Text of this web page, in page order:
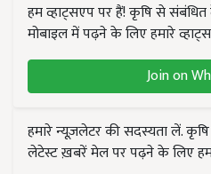
हम व्हाट्सएप पर हैं! कृषि से
मोबाइल में पढ़ने के लिए हमारे
Join on
हमारे न्यूज़लेटर की सदस्यता लें.
लेटेस्ट ख़बरें मेल पर पढ़ने के लिए